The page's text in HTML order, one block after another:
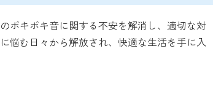
ポキポキ音に関する不安を解消し、適切な対
悩む日々から解放され、快適な生活を手に入